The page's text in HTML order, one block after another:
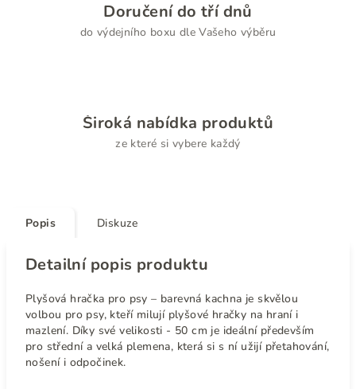
Doručení do tří dnů
do výdejního boxu dle Vašeho výběru
Široká nabídka produktů
ze které si vybere každý
Popis Diskuze
Detailní popis produktu
Plyšová hračka pro psy – barevná kachna je skvělou
volbou pro psy, kteří milují plyšové hračky na hraní i
mazlení. Díky své velikosti - 50 cm je ideální především
pro střední a velká plemena, která si s ní užijí přetahování,
nošení i odpočinek.